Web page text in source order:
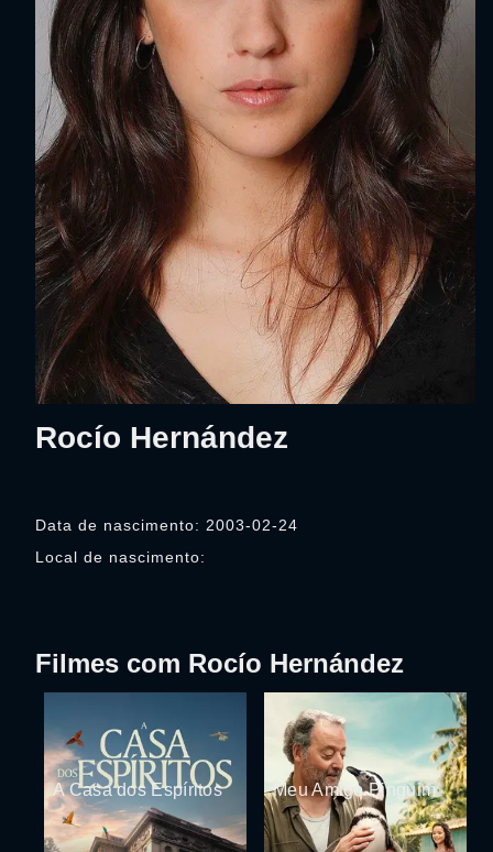
Rocío Hernández
Data de nascimento: 2003-02-24
Local de nascimento:
Filmes com Rocío Hernández
A Casa dos Espíritos Meu Amigo Pinguim